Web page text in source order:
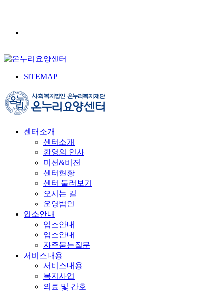
SITEMAP
센터소개
센터소개
환영의 인사
미션&비젼
센터현황
센터 둘러보기
오시는 길
운영법인
입소안내
입소안내
입소안내
자주묻는질문
서비스내용
서비스내용
복지사업
의료 및 간호